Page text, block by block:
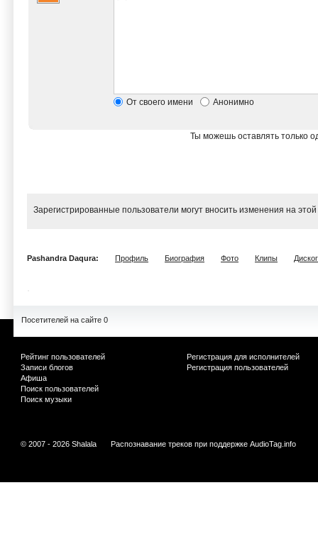
От своего имени Анонимно
Ты можешь оставлять только
Зарегистрированные пользователи могут вносить изменения на
Pashandra Daqura: Профиль Биография Фото Клипы
Посетителей на сайте 0
Рейтинг пользователей
Записи блогов
Афиша
Поиск пользователей
Поиск музыки
Регистрация для исполнителей
Регистрация пользователей
© 2007 - 2026 Shalala Распознавание треков при поддержке AudioTag.info